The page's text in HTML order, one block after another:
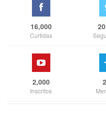
16,000
Curtidas
2,000
Inscritos